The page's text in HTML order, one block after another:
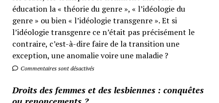
éducation la « théorie du genre », « l’idéologie du
genre » ou bien « l’idéologie transgenre ». Et si
l’idéologie transgenre ce n’était pas précisément le
contraire, c’est-à-dire faire de la transition une
exception, une anomalie voire une maladie ?
Commentaires sont désactivés
Droits des femmes et des lesbiennes : conquêtes